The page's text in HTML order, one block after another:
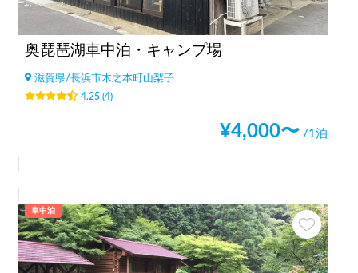
奥琵琶湖車中泊・キャンプ場
滋賀県/長浜市木之本町山梨子
4.25(4)
¥4,000〜 /1泊
車中泊